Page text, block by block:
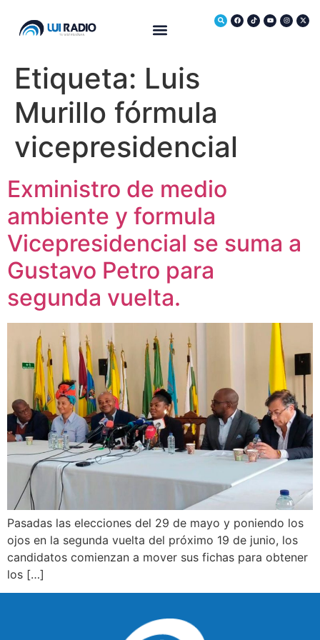
Etiqueta: Luis
Murillo fórmula
vicepresidencial
Exministro de medio
ambiente y formula
Vicepresidencial se suma a
Gustavo Petro para
segunda vuelta.
Pasadas las elecciones del 29 de mayo y poniendo los
ojos en la segunda vuelta del próximo 19 de junio, los
candidatos comienzan a mover sus fichas para obtener
los […]